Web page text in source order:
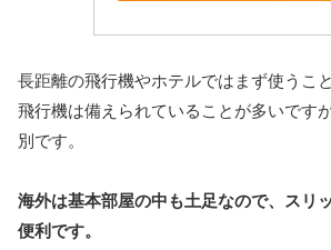
長距離の飛行機やホテルではまず使うこ
飛行機は備えられていることが多いです
別です。
海外は基本部屋の中も土足なので、スリ
便利です。